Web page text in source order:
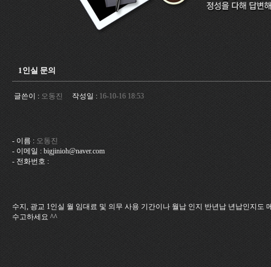
1인실 문의
글쓴이 : 오동진 작성일 : 16-10-16 18:53
- 이름 : 오동진
- 이메일 : bigjinioh@naver.com
- 전화번호 :
수지, 광교 1인실 월 임대료 및 의무 사용 기간이나 월납 인지 반년납 년납인지도
수고하세요 ^^